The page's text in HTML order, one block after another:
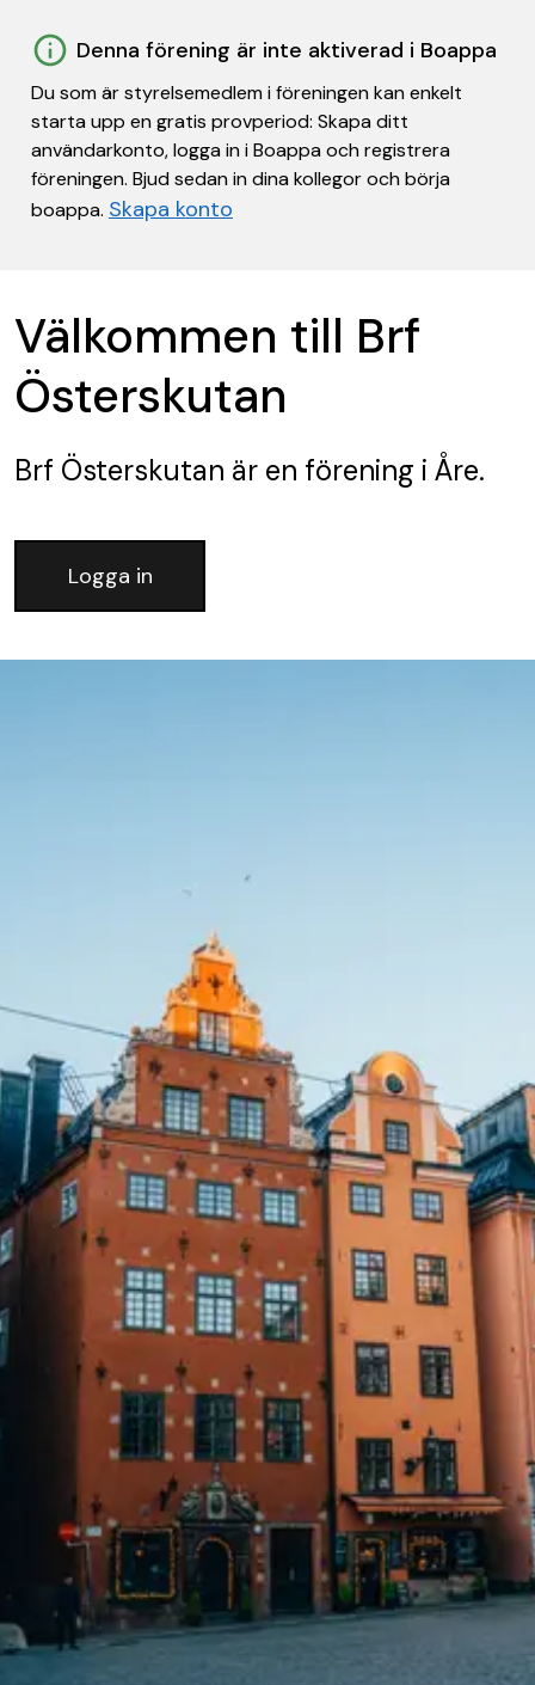
Denna förening är inte aktiverad i Boappa
Du som är styrelsemedlem i föreningen kan enkelt
starta upp en gratis provperiod: Skapa ditt
användarkonto, logga in i Boappa och registrera
föreningen. Bjud sedan in dina kollegor och börja
boappa. Skapa konto
Välkommen till Brf
Österskutan
Brf Österskutan är en förening i Åre.
Logga in